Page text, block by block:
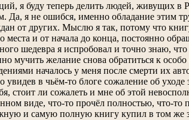
я буду теперь делить людей, живущих в
Да, я не ошибся, именно обладание этим
от других. Мыслю я так, потому что
и от начала до конца, постоянно
шедевра я испробовал и точно знаю,
мучить желание снова обратиться к
началось у меня после смерти их
в чьём-то блоге сожаление об уходе
стоит ли сожалеть и мне об этой
виде, что-то прочёл полностью, что-то
и самую полную книгу купил в том же